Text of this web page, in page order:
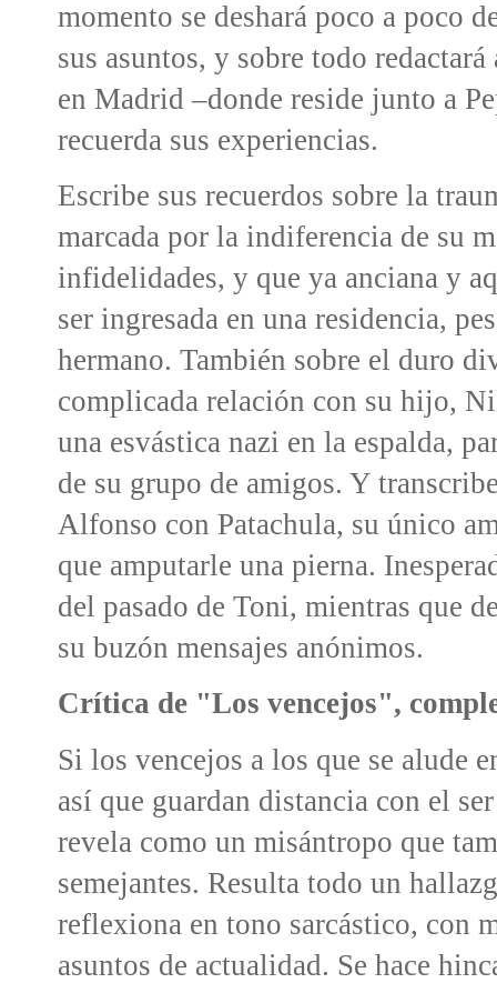
momento se deshará poco a poco
sus asuntos, y sobre todo
en Madrid –donde reside junto a
recuerda sus experiencias.
Escribe sus recuerdos sobre la
marcada por la indiferencia de su
infidelidades, y que ya anciana y
ser ingresada en una residencia,
hermano. También sobre el duro
complicada relación con su hijo,
una esvástica nazi en la espalda,
de su grupo de amigos. Y
Alfonso con Patachula, su único
que amputarle una pierna.
del pasado de Toni, mientras que
su buzón mensajes anónimos.
Crítica de "Los vencejos",
Si los vencejos a los que se alude
así que guardan distancia con el
revela como un misántropo que
semejantes. Resulta todo un
reflexiona en tono sarcástico, con
asuntos de actualidad. Se hace